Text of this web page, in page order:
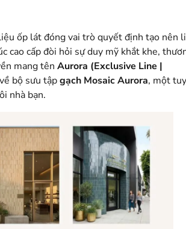
ốp lát đóng vai trò quyết định tạo nên
cao cấp đòi hỏi sự duy mỹ khắt khe,
mang tên Aurora (Exclusive Line |
bộ sưu tậpgạch Mosaic Aurora, một
nhà bạn.